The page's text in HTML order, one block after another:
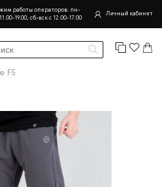
работы операторов: пн-
19.00, сб-вск с 12.00-17.00
Личный кабинет
F5